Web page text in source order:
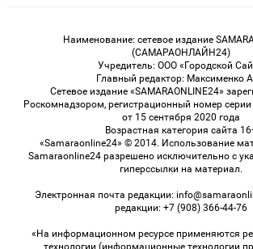
Наименование: сетевое издание
(САМАРАОНЛАЙН24)
Учредитель: ООО «Городской
Главный редактор: Максименко
Сетевое издание «SAMARAONLINE24»
Роскомнадзором, регистрационный номер
от 15 сентября 2020 года
Возрастная категория сайта
«Samaraonline24» © 2014. Использование
Samaraonline24 разрешено исключительно с
гиперссылки на материал.
Электронная почта редакции:
редакции: +7 (908) 366-44-76
«На информационном ресурсе применяются
технологии (информационные технологии